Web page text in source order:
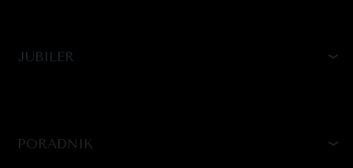
JUBILER
PORADNIK